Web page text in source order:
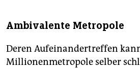
Ambivalente Metropole
Deren Aufeinandertreffen
Millionenmetropole selber